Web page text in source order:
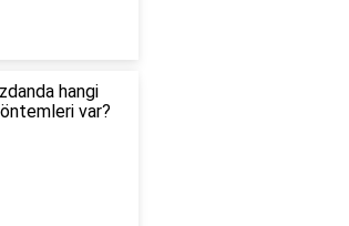
hangi
var?